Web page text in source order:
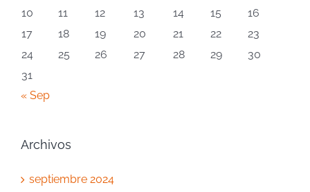
10
11 12 13 14 15
16
17
18 19 20 21 22
23
24
25 26 27 28 29
30
31
« Sep
Archivos
septiembre 2024